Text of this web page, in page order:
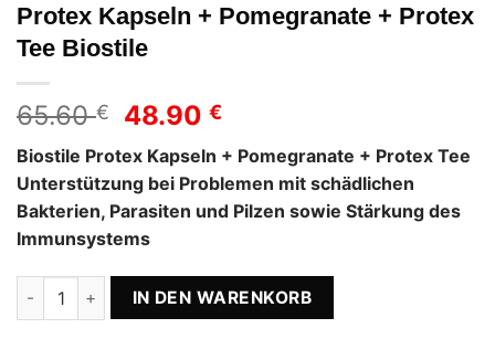
Protex Kapseln + Pomegranate + Protex
Tee Biostile
65.60€
Ursprünglicher
war:
65.60 €
48.90€Aktueller
ist:
48.90 €.
Biostile Protex Kapseln + Pomegranate + Protex Tee
Unterstützung bei Problemen mit schädlichen
Bakterien, Parasiten und Pilzen sowie Stärkung des
Immunsystems
Protex Kapseln + Pomegranate + Protex Tee Biostile Menge
IN DEN WARENKORB